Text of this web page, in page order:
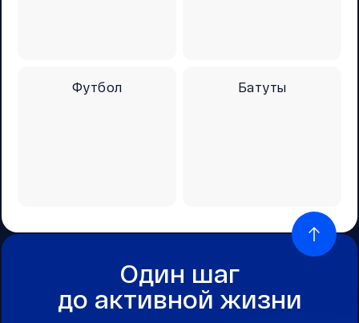
Футбол Батуты
Один шаг
до активной жизни